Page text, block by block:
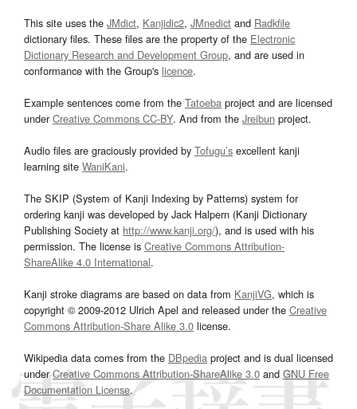
This site uses the JMdict, Kanjidic2, JMnedict and Radkfile
dictionary files. These files are the property of the Electronic
Dictionary Research and Development Group, and are used in
conformance with the Group's licence.
Example sentences come from the Tatoeba project and are licensed
underCreative Commons CC-BY. And from the Jreibun project.
Audio files are graciously provided by Tofugu’s excellent kanji
learning site WaniKani.
The SKIP (System of Kanji Indexing by Patterns) system for
ordering kanji was developed by Jack Halpern (Kanji Dictionary
Publishing Society at http://www.kanji.org/), and is used with his
permission. The license is Creative Commons Attribution-
ShareAlike 4.0 International.
Kanji stroke diagrams are based on data from KanjiVG, which is
copyright © 2009-2012 Ulrich Apel and released under the Creative
Commons Attribution-Share Alike 3.0 license.
Wikipedia data comes from the DBpedia project and is dual licensed
underCreative Commons Attribution-ShareAlike 3.0and GNU Free
Documentation License.